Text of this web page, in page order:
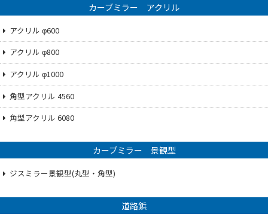
カーブミラー アクリル
アクリル φ600
アクリル φ800
アクリル φ1000
角型アクリル 4560
角型アクリル 6080
カーブミラー 景観型
ジスミラー景観型(丸型・角型)
道路鋲